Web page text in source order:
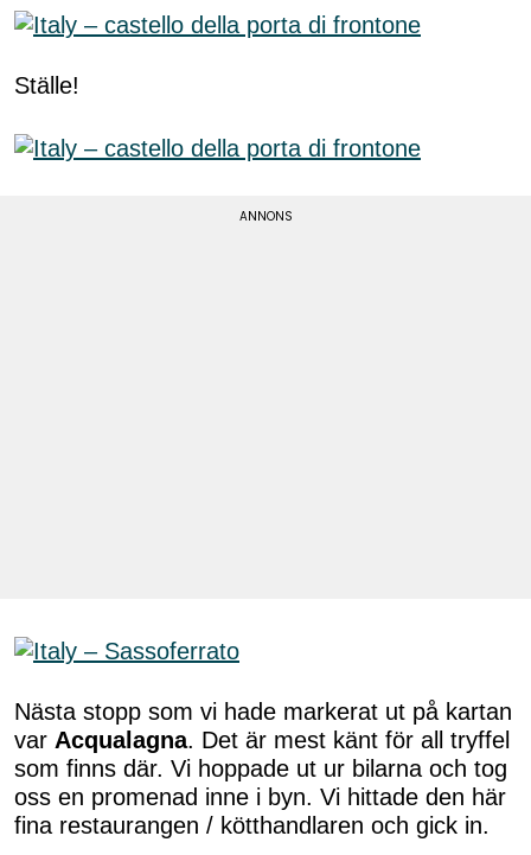
Ställe!
Nästa stopp som vi hade markerat ut på kartan
var Acqualagna. Det är mest känt för all tryffel
som finns där. Vi hoppade ut ur bilarna och tog
oss en promenad inne i byn. Vi hittade den här
fina restaurangen / kötthandlaren och gick in.